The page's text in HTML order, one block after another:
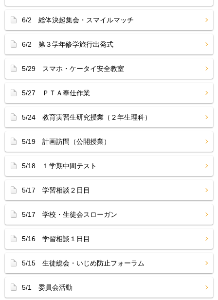
6/2 総体決起集会・スマイルマッチ
6/2 第３学年修学旅行出発式
5/29 スマホ・ケータイ安全教室
5/27 ＰＴＡ奉仕作業
5/24 教育実習生研究授業（２年生理科）
5/19 計画訪問（公開授業）
5/18 １学期中間テスト
5/17 学習相談２日目
5/17 学校・生徒会スローガン
5/16 学習相談１日目
5/15 生徒総会・いじめ防止フォーラム
5/1 委員会活動